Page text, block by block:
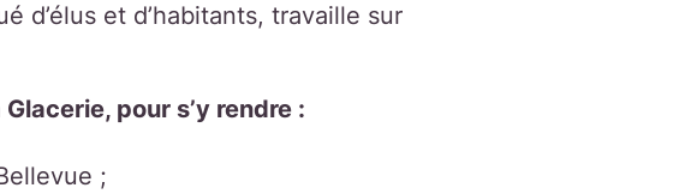
d’élus et d’habitants, travaille sur
pour s’y rendre :
;